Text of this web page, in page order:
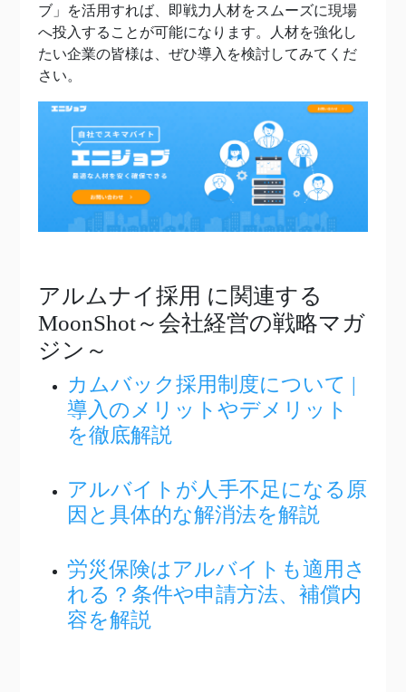
ブ」を活用すれば、即戦力人材をスムーズに現場
へ投入することが可能になります。人材を強化し
たい企業の皆様は、ぜひ導入を検討してみてくだ
さい。
アルムナイ採用 に関連する
MoonShot～会社経営の戦略マガ
ジン～
カムバック採用制度について |
導入のメリットやデメリット
を徹底解説
アルバイトが人手不足になる原
因と具体的な解消法を解説
労災保険はアルバイトも適用さ
れる？条件や申請方法、補償内
容を解説